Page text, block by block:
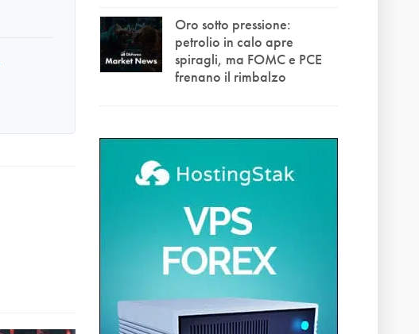
Oro sotto pressione:
petrolio in calo apre
spiragli, ma FOMC e PCE
frenano il rimbalzo